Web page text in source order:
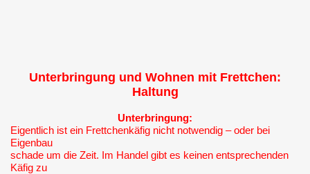
Unterbringung und Wohnen mit Frettchen:
Haltung
Unterbringung:
Eigentlich ist ein Frettchenkäfig nicht notwendig – oder bei
Eigenbau
schade um die Zeit. Im Handel gibt es keinen entsprechenden
Käfig zu